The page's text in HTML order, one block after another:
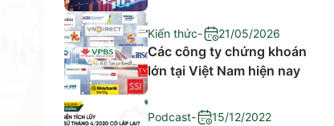
Kiến thức- 21/05/2026
Các công ty chứng khoán
lớn tại Việt Nam hiện nay
Podcast- 15/12/2022